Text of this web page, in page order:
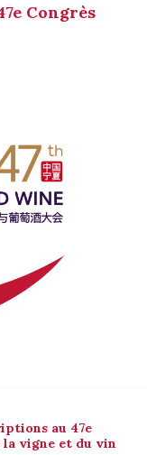
Congrès
au 47e
la vigne et du vin